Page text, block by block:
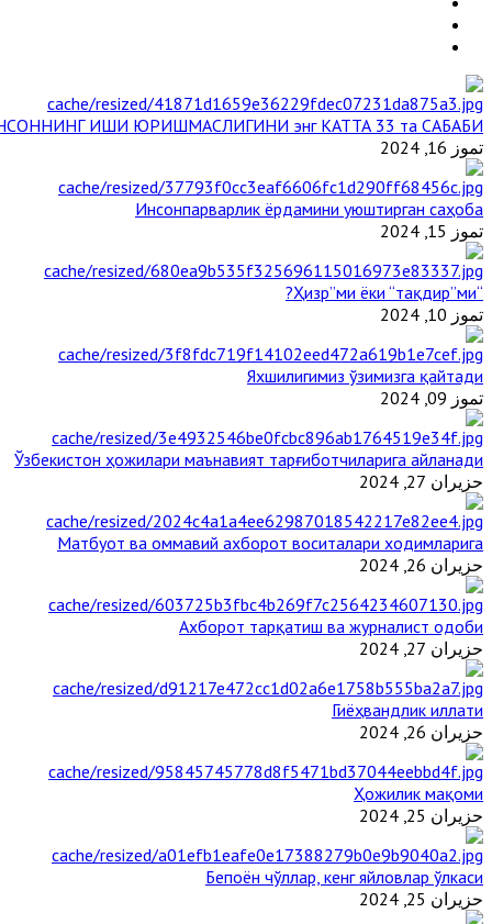
ИШИ ЮРИШМАСЛИГИНИ энг КАТТА 33 та САБАБИ
تموز 16, 2024
Инсонпарварлик ёрдамини уюштирган саҳоба
تموز 15, 2024
“Ҳизр”ми ёки “тақдир”ми?
تموز 10, 2024
Яхшилигимиз ўзимизга қайтади
تموز 09, 2024
Ўзбекистон ҳожилари маънавият тарғиботчиларига айланади
حزيران 27, 2024
Матбуот ва оммавий ахборот воситалари ходимларига
حزيران 26, 2024
Ахборот тарқатиш ва журналист одоби
حزيران 27, 2024
Гиёҳвандлик иллати
حزيران 26, 2024
Ҳожилик мақоми
حزيران 25, 2024
Бепоён чўллар, кенг яйловлар ўлкаси
حزيران 25, 2024